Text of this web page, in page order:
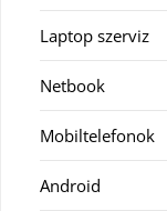
Laptop szerviz
Netbook
Mobiltelefonok
Android